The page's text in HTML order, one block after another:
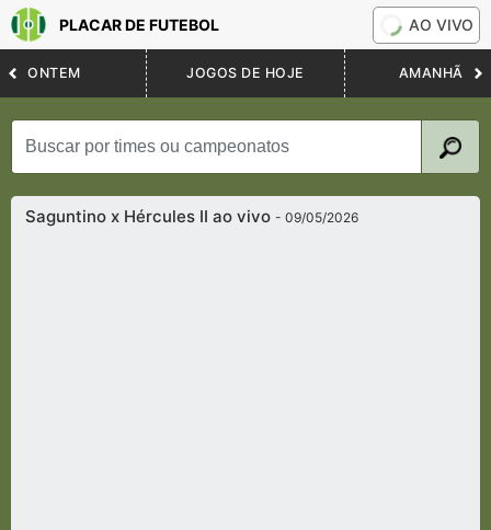
PLACAR DE FUTEBOL AO VIVO
ONTEM JOGOS DE HOJE AMANHÃ
Saguntino x Hércules II ao vivo- 09/05/2026